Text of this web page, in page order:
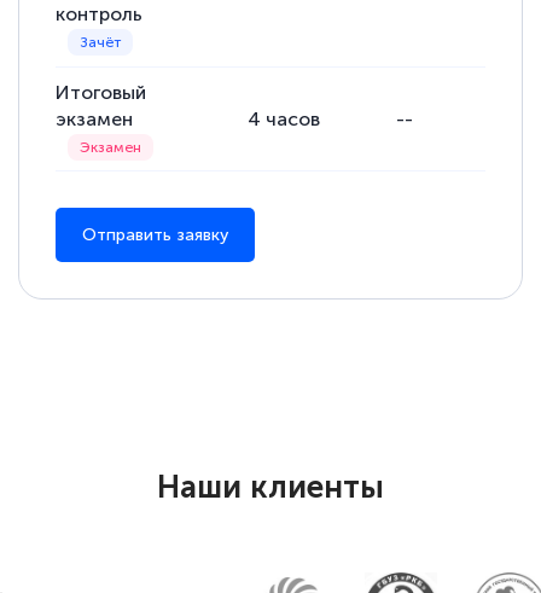
контроль
Итоговый
экзамен
4 часов --
Отправить заявку
Наши клиенты